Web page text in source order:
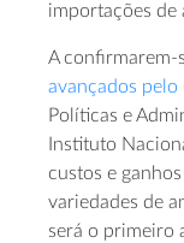
importações de
A confirmarem-
avançados pelo
Políticas e
Instituto
custos e
variedades de
será o primeiro